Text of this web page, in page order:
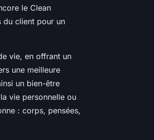
le Clean
du client pour un
vie, en offrant un
une meilleure
un bien-être
vie personnelle ou
: corps, pensées,